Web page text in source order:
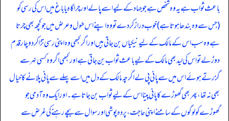
باعث ثواب ہے یہ وہ شخص ہے جو جہاد کے لیے اسے پالے اور چراگاہ یا باغ میں اس کی رسی کو
(جس سے وہ بندھا ہوتا ہے) خوب دراز کر دے تو وہ اپنے اس طول و عرض میں جو کچھ بھی چرتا
ہے وہ سب اس کے مالک کے لیے نیکیاں بن جاتی ہیں اور اگر کبھی وہ اپنی رسی تڑا کر دو چار قدم
دوڑ لے تو اس کی لید بھی مالک کے لیے باعث ثواب بن جاتی ہے اور کبھی اگر وہ کسی نہر سے
گزرتے ہوئے اس میں سے پانی پی لے اگرچہ مالک کے دل میں اسے پہلے سے پانی پلانے کا خیال
بھی نہ تھا، پھر بھی گھوڑے کا پانی پینا اس کے لیے ثواب بن جاتا ہے۔ اور ایک وہ آدمی جو
گھوڑے کو لوگوں کے سامنے اپنی حاجت، پردہ پوشی اور سوال سے بچے رہنے کی غرض سے